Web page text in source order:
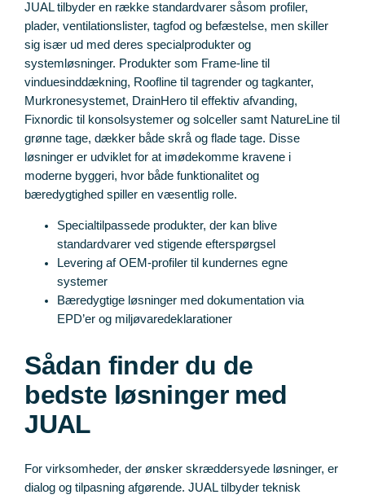
JUAL tilbyder en række standardvarer såsom profiler,
plader, ventilationslister, tagfod og befæstelse, men skiller
sig især ud med deres specialprodukter og
systemløsninger. Produkter som Frame-line til
vinduesinddækning, Roofline til tagrender og tagkanter,
Murkronesystemet, DrainHero til effektiv afvanding,
Fixnordic til konsolsystemer og solceller samt NatureLine til
grønne tage, dækker både skrå og flade tage. Disse
løsninger er udviklet for at imødekomme kravene i
moderne byggeri, hvor både funktionalitet og
bæredygtighed spiller en væsentlig rolle.
Specialtilpassede produkter, der kan blive
standardvarer ved stigende efterspørgsel
Levering af OEM-profiler til kundernes egne
systemer
Bæredygtige løsninger med dokumentation via
EPD’er og miljøvaredeklarationer
Sådan finder du de
bedste løsninger med
JUAL
For virksomheder, der ønsker skræddersyede løsninger, er
dialog og tilpasning afgørende. JUAL tilbyder teknisk